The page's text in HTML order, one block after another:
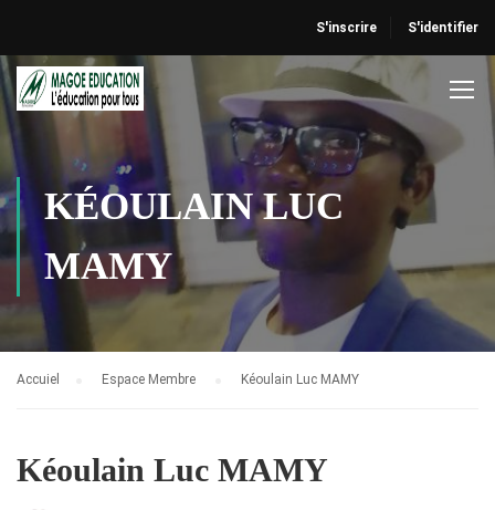
S'inscrire S'identifier
KÉOULAIN LUC
MAMY
Accuiel Espace Membre Kéoulain Luc MAMY
Kéoulain Luc MAMY